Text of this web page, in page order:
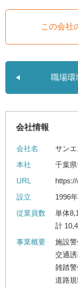
この会社
職場環
会社情報
会社名
サン
本社
千葉
URL
設立
1996
従業員数
単体
計
事業概要
施設
交通
雑踏
道路規